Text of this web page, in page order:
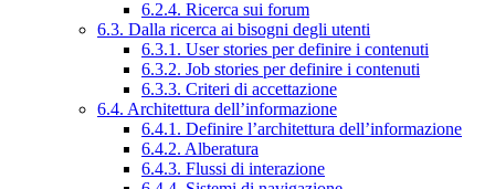
6.2.4. Ricerca sui forum
6.3. Dalla ricerca ai bisogni degli utenti
6.3.1. User stories per definire i contenuti
6.3.2. Job stories per definire i contenuti
6.3.3. Criteri di accettazione
6.4. Architettura dell’informazione
6.4.1. Definire l’architettura dell’informazione
6.4.2. Alberatura
6.4.3. Flussi di interazione